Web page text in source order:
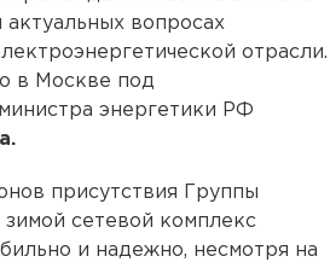
вопросах
отрасли.
в Москве под
энергетики РФ
присутствия Группы
сетевой комплекс
и надежно, несмотря на